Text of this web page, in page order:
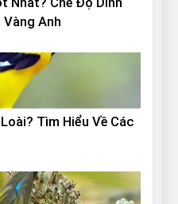
Vàng Anh
Tìm Hiểu Về Các